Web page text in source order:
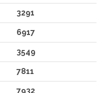
3291
6917
3549
7811
7932